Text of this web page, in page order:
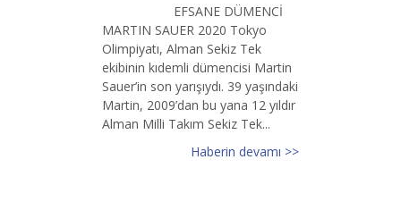
EFSANE DÜMENCİ
MARTIN SAUER 2020 Tokyo
Olimpiyatı, Alman Sekiz Tek
ekibinin kıdemli dümencisi Martin
Sauer’in son yarışıydı. 39 yaşındaki
Martin, 2009’dan bu yana 12 yıldır
Alman Milli Takım Sekiz Tek...
Haberin devamı >>